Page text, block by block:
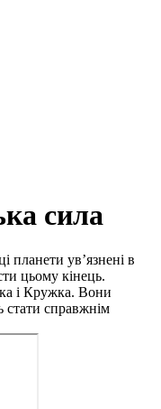
сила
планети ув’язнені в
цьому кінець.
і Кружка. Вони
стати справжнім